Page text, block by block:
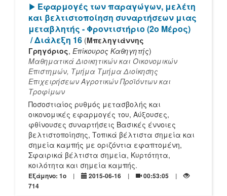
[Play]
Εφαρμογές των παραγώγων, μελέτη
και βελτιστοποίηση συναρτήσεων μιας
μεταβλητής - Φροντιστήριο (2ο Μέρος)
/ Διάλεξη 16 (Μπεληγιάννης
Γρηγόριος, Επίκουρος Καθηγητής)
Μαθηματικά Διοικητικών και Οικονομικών
Επιστημών, Τμήμα Τμήμα Διοίκησης
Επιχειρήσεων Αγροτικών Προϊόντων και
Τροφίμων
Ποσοστιαίος ρυθμός μετασβολής και
οικονομικές εφαρμογές του, Αύξουσες,
φθίνουσες συναρτήσεις Βασικές έννοιες
βελτιστοποίησης, Τοπικά βέλτιστα σημεία και
σημεία καμπής με οριζόντια εφαπτομένη,
Σφαιρικά βέλτιστα σημεία, Κυρτότητα,
κοιλότητα και σημεία καμπής.
Εξάμηνο: 1o 2015-06-16
00:53:05
714